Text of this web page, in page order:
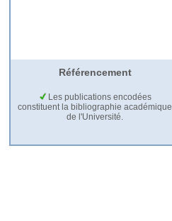
Référencement
Les publications encodées
constituent la bibliographie académique
de l'Université.